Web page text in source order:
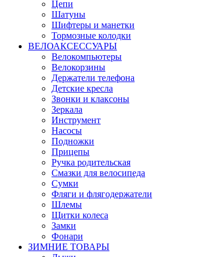
Цепи
Шатуны
Шифтеры и манетки
Тормозные колодки
ВЕЛОАКСЕССУАРЫ
Велокомпьютеры
Велокорзины
Держатели телефона
Детские кресла
Звонки и клаксоны
Зеркала
Инструмент
Насосы
Подножки
Прицепы
Ручка родительская
Смазки для велосипеда
Сумки
Фляги и флягодержатели
Шлемы
Щитки колеса
Замки
Фонари
ЗИМНИЕ ТОВАРЫ